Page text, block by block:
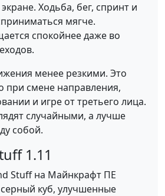
Ходьба, бег, спринт и
мягче.
спокойнее даже во
менее резкими. Это
при смене направления,
и игре от третьего лица.
случайными, а лучше
собой.
1.11
Stuff на Майнкрафт ПЕ
куб, улучшенные